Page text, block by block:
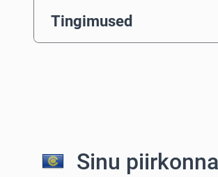
Tingimused
Sinu